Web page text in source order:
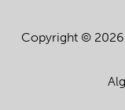
Copyright ©